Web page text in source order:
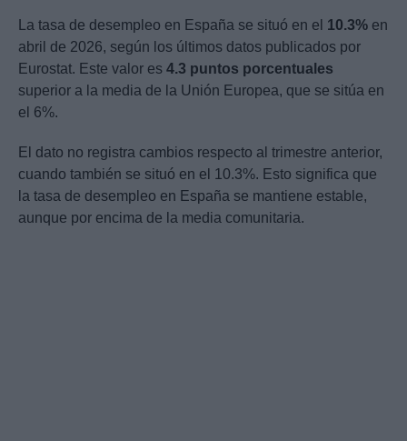
La tasa de desempleo en España se situó en el 10.3% en
abril de 2026, según los últimos datos publicados por
Eurostat. Este valor es 4.3 puntos porcentuales
superior a la media de la Unión Europea, que se sitúa en
el 6%.
El dato no registra cambios respecto al trimestre anterior,
cuando también se situó en el 10.3%. Esto significa que
la tasa de desempleo en España se mantiene estable,
aunque por encima de la media comunitaria.